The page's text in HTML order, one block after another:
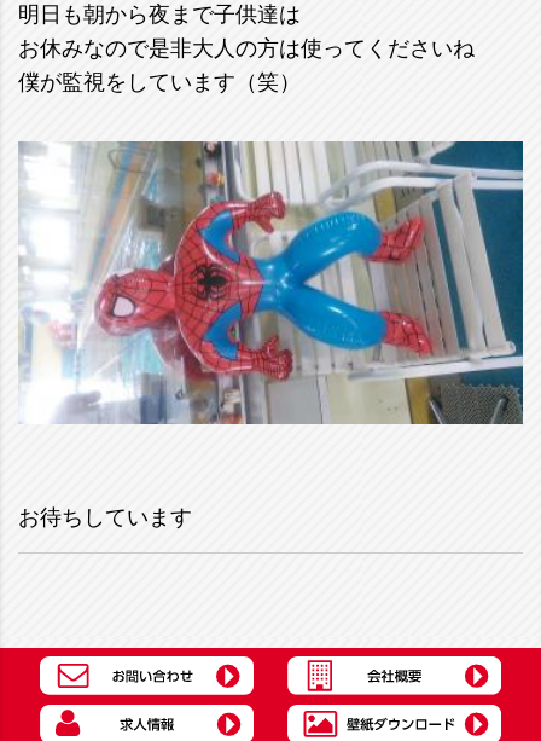
明日も朝から夜まで子供達は
お休みなので是非大人の方は使ってくださいね
僕が監視をしています（笑）
お待ちしています